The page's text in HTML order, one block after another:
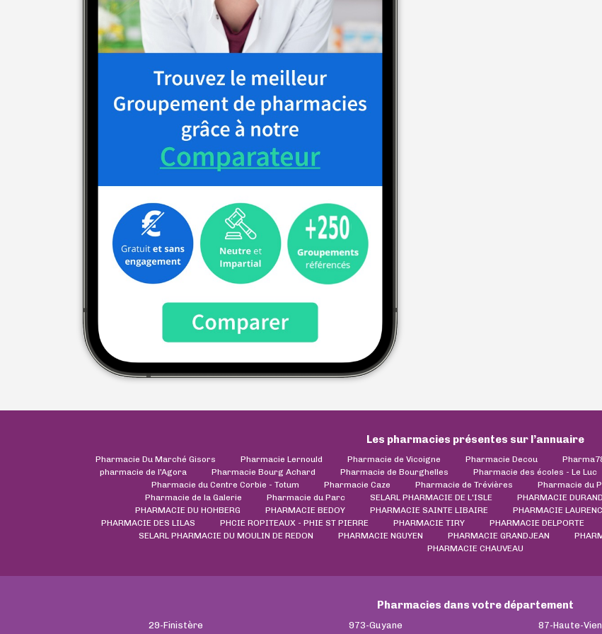
Les pharmacies présentes sur l’annuaire
Pharmacie Du Marché Gisors Pharmacie Lernould Pharmacie de Vicoigne Pharmacie Decou
pharmacie de l'Agora
Pharmacie Bourg Achard Pharmacie de Bourghelles Pharmacie des écoles - Le Luc
Pharmacie du Centre Corbie - Totum
Pharmacie Caze Pharmacie de Trévières Pharmacie du
Pharmacie de la Galerie
Pharmacie du Parc SELARL PHARMACIE DE L'ISLE PHARMACIE
PHARMACIE DU HOHBERG
PHARMACIE BEDOY PHARMACIE SAINTE LIBAIRE PHARMACIE
PHARMACIE DES LILAS
PHCIE ROPITEAUX - PHIE ST PIERRE PHARMACIE TIRY PHARMACIE DELPORTE
SELARL PHARMACIE DU MOULIN DE REDON
PHARMACIE NGUYEN PHARMACIE GRANDJEAN
PHARMACIE CHAUVEAU
Pharmacies dans votre département
29-Finistère
973-Guyane
87-Haute-